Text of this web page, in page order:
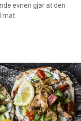
evnen gjør at den
mat.